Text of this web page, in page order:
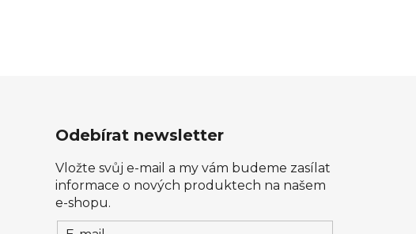
Odebírat newsletter
Vložte svůj e-mail a my vám budeme zasílat
informace o nových produktech na našem
e-shopu.